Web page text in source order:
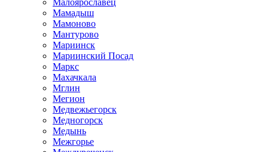
Малоярославец
Мамадыш
Мамоново
Мантурово
Мариинск
Мариинский Посад
Маркс
Махачкала
Мглин
Мегион
Медвежьегорск
Медногорск
Медынь
Межгорье